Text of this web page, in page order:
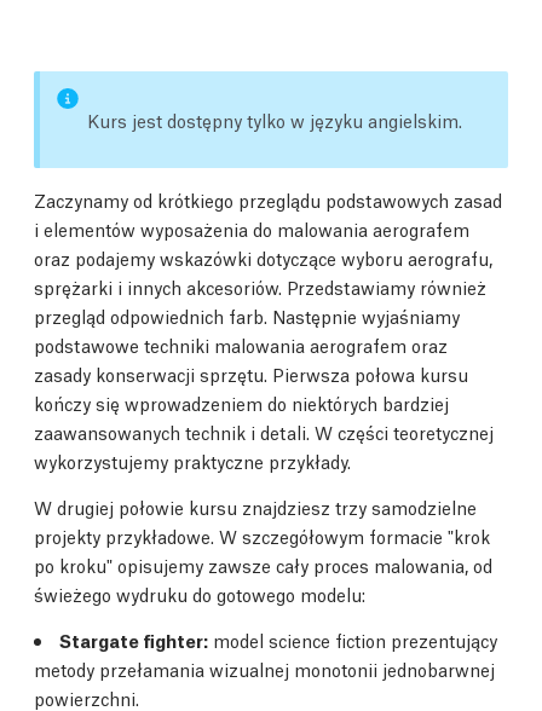
Kurs jest dostępny tylko w języku angielskim.
Zaczynamy od krótkiego przeglądu podstawowych zasad
i elementów wyposażenia do malowania aerografem
oraz podajemy wskazówki dotyczące wyboru aerografu,
sprężarki i innych akcesoriów. Przedstawiamy również
przegląd odpowiednich farb. Następnie wyjaśniamy
podstawowe techniki malowania aerografem oraz
zasady konserwacji sprzętu. Pierwsza połowa kursu
kończy się wprowadzeniem do niektórych bardziej
zaawansowanych technik i detali. W części teoretycznej
wykorzystujemy praktyczne przykłady.
W drugiej połowie kursu znajdziesz trzy samodzielne
projekty przykładowe. W szczegółowym formacie "krok
po kroku" opisujemy zawsze cały proces malowania, od
świeżego wydruku do gotowego modelu:
Stargate fighter: model science fiction prezentujący
metody przełamania wizualnej monotonii jednobarwnej
powierzchni.